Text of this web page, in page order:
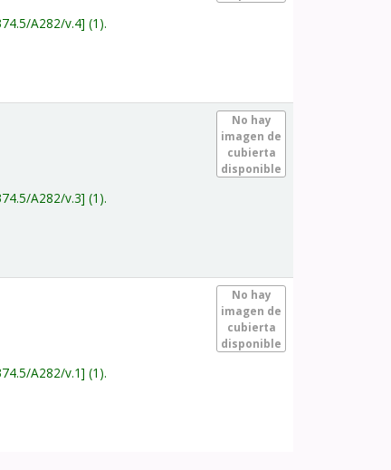
A282/v.4 (1).
No hay
imagen de
cubierta
disponible
A282/v.3 (1).
No hay
imagen de
cubierta
disponible
A282/v.1 (1).